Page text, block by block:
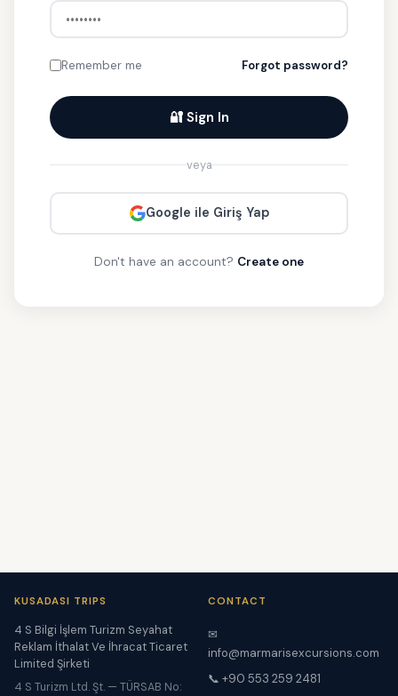
Remember me Forgot password?
🔐 Sign In
veya
Google ile Giriş Yap
Don't have an account? Create one
KUSADASI TRIPS
4 S Bilgi İşlem Turizm Seyahat
Reklam İthalat Ve İhracat Ticaret
Limited Şirketi
4 S Turizm Ltd. Şt. — TÜRSAB No:
CONTACT
✉
info@marmarisexcursions.com
📞 +90 553 259 2481